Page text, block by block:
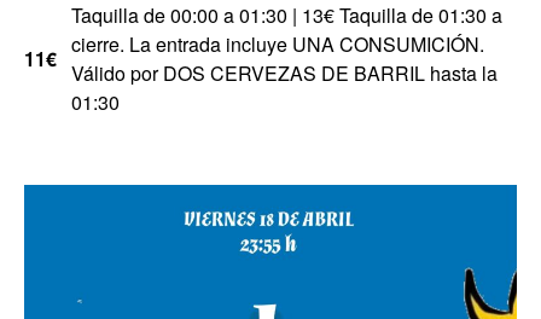
11€
Taquilla de 00:00 a 01:30 | 13€ Taquilla de 01:30 a
cierre. La entrada incluye UNA CONSUMICIÓN.
Válido por DOS CERVEZAS DE BARRIL hasta la
01:30